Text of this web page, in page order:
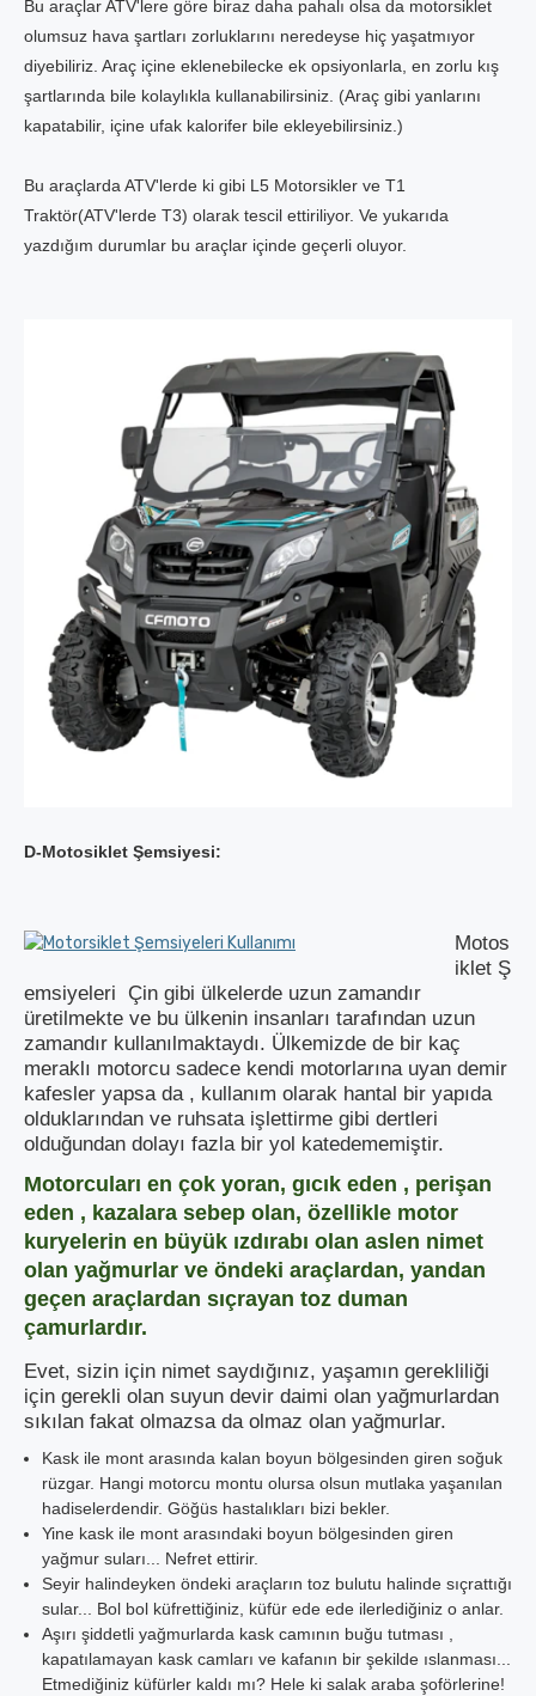
Bu araçlar ATV'lere göre biraz daha pahalı olsa da motorsiklet
olumsuz hava şartları zorluklarını neredeyse hiç yaşatmıyor
diyebiliriz. Araç içine eklenebilecke ek opsiyonlarla, en zorlu kış
şartlarında bile kolaylıkla kullanabilirsiniz. (Araç gibi yanlarını
kapatabilir, içine ufak kalorifer bile ekleyebilirsiniz.)
Bu araçlarda ATV'lerde ki gibi L5 Motorsikler ve T1
Traktör(ATV'lerde T3) olarak tescil ettiriliyor. Ve yukarıda
yazdığım durumlar bu araçlar içinde geçerli oluyor.
D-Motosiklet Şemsiyesi:
Motos
iklet Ş
emsiyeleri Çin gibi ülkelerde uzun zamandır
üretilmekte ve bu ülkenin insanları tarafından uzun
zamandır kullanılmaktaydı. Ülkemizde de bir kaç
meraklı motorcu sadece kendi motorlarına uyan demir
kafesler yapsa da , kullanım olarak hantal bir yapıda
olduklarından ve ruhsata işlettirme gibi dertleri
olduğundan dolayı fazla bir yol katedememiştir.
Motorcuları en çok yoran, gıcık eden , perişan
eden , kazalara sebep olan, özellikle motor
kuryelerin en büyük ızdırabı olan aslen nimet
olan yağmurlar ve öndeki araçlardan, yandan
geçen araçlardan sıçrayan toz duman
çamurlardır.
Evet, sizin için nimet saydığınız, yaşamın gerekliliği
için gerekli olan suyun devir daimi olan yağmurlardan
sıkılan fakat olmazsa da olmaz olan yağmurlar.
Kask ile mont arasında kalan boyun bölgesinden giren soğuk
rüzgar. Hangi motorcu montu olursa olsun mutlaka yaşanılan
hadiselerdendir. Göğüs hastalıkları bizi bekler.
Yine kask ile mont arasındaki boyun bölgesinden giren
yağmur suları... Nefret ettirir.
Seyir halindeyken öndeki araçların toz bulutu halinde sıçrattığı
sular... Bol bol küfrettiğiniz, küfür ede ede ilerlediğiniz o anlar.
Aşırı şiddetli yağmurlarda kask camının buğu tutması ,
kapatılamayan kask camları ve kafanın bir şekilde ıslanması...
Etmediğiniz küfürler kaldı mı? Hele ki salak araba şoförlerine!